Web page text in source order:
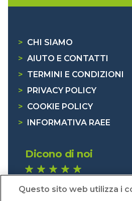
> CHI SIAMO
> AIUTO E CONTATTI
> TERMINI E CONDIZIONI
>
PRIVACY POLICY
> COOKIE POLICY
>
INFORMATIVA RAEE
Dicono di noi
Eccellente (4,8)
Questo sito web utilizza i